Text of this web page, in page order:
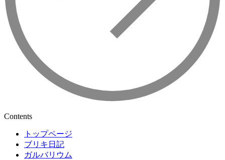
Contents
トップページ
ブリキ日記
ガルバリウム